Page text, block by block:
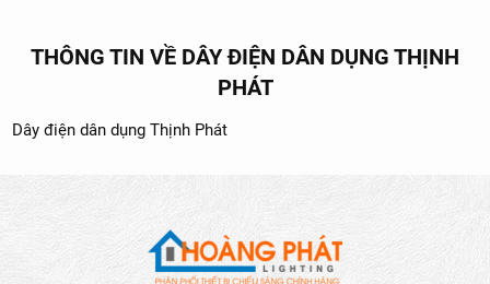
THÔNG TIN VỀ DÂY ĐIỆN DÂN DỤNG THỊNH
PHÁT
Dây điện dân dụng Thịnh Phát